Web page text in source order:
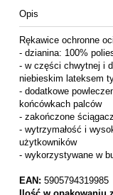
Opis
Rękawice ochronne
- dzianina: 100%
- w części chwytnej i
niebieskim lateksem
- dodatkowe
końcówkach palców
- zakończone
- wytrzymałość i
użytkowników
- wykorzystywane w
EAN: 5905794319985